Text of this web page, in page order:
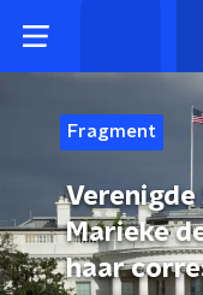
Fragment
Marieke
haar